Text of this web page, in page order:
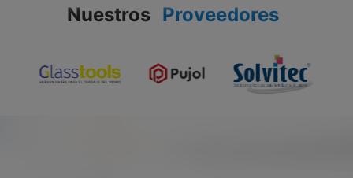
Nuestros Proveedores